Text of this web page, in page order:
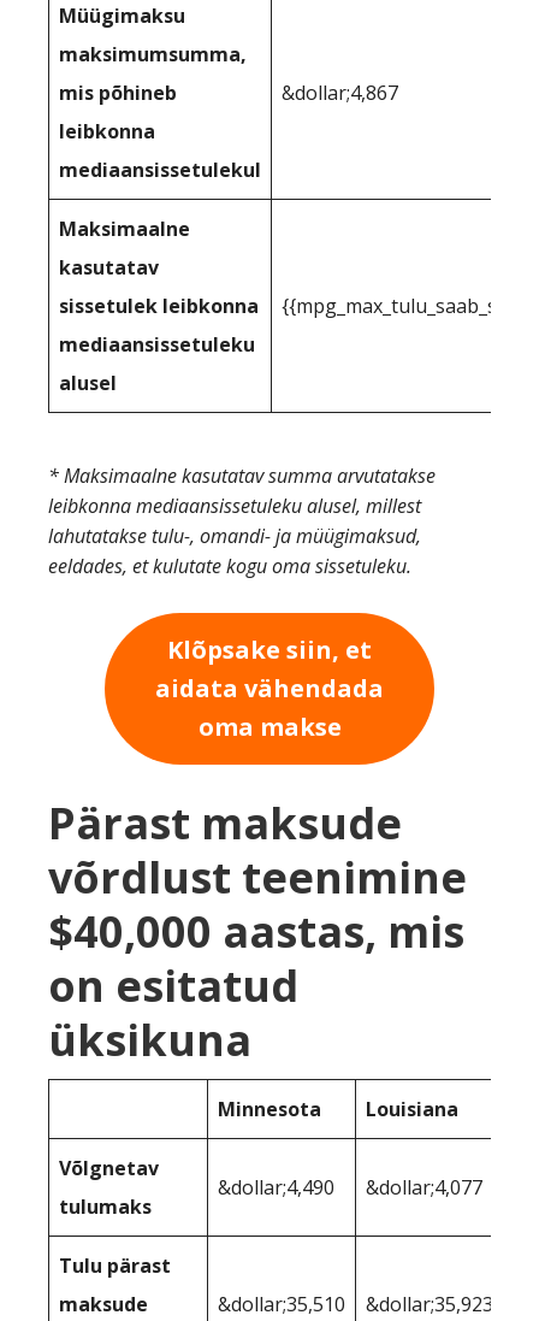
Müügimaksu
maksimumsumma,
mis põhineb
leibkonna
mediaansissetulekul
&dollar;4,867
Maksimaalne
kasutatav
sissetulek leibkonna
mediaansissetuleku
alusel
* Maksimaalne kasutatav summa arvutatakse
leibkonna mediaansissetuleku alusel, millest
lahutatakse tulu-, omandi- ja müügimaksud,
eeldades, et kulutate kogu oma sissetuleku.
Klõpsake siin, et
aidata vähendada
oma makse
Pärast maksude
võrdlust teenimine
$40,000 aastas, mis
on esitatud
üksikuna
Minnesota Louisiana
Võlgnetav
tulumaks
&dollar;4,490 &dollar;4,077
Tulu pärast
maksude
&dollar;35,510 &dollar;35,923